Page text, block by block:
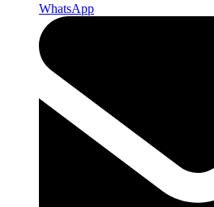
WhatsApp